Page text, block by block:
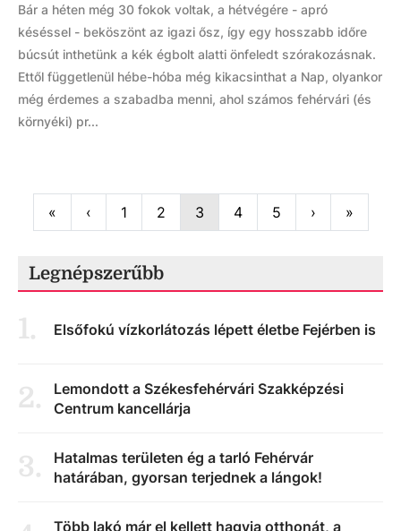
Bár a héten még 30 fokok voltak, a hétvégére - apró
késéssel - beköszönt az igazi ősz, így egy hosszabb időre
búcsút inthetünk a kék égbolt alatti önfeledt szórakozásnak.
Ettől függetlenül hébe-hóba még kikacsinthat a Nap, olyankor
még érdemes a szabadba menni, ahol számos fehérvári (és
környéki) pr...
«First ‹Previous
1 2 3 4 5 ›Next»Last
Legnépszerűbb
1. Elsőfokú vízkorlátozás lépett életbe Fejérben is
2.
Lemondott a Székesfehérvári Szakképzési
Centrum kancellárja
3.
Hatalmas területen ég a tarló Fehérvár
határában, gyorsan terjednek a lángok!
Több lakó már el kellett hagyja otthonát, a